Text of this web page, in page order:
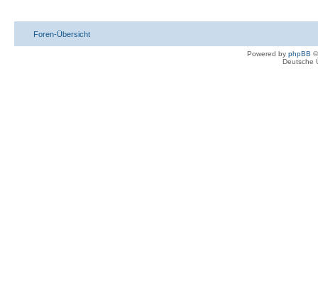
Foren-Übersicht
Powered by phpBB
Deutsche